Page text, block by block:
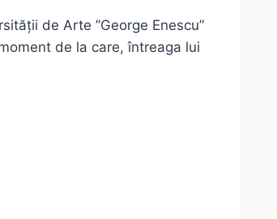
de Arte ”George Enescu”
de la care, întreaga lui